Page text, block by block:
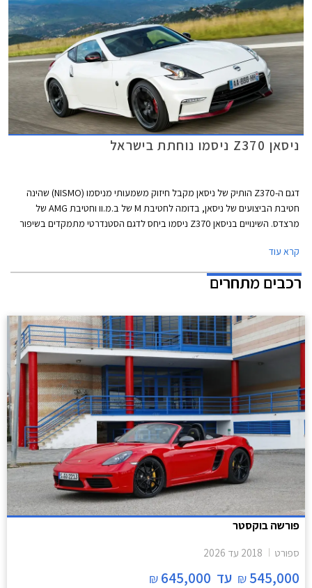
ניסאן Z370 ניסמו נוחתת בישראל
דגם ה-Z370 הותיק של ניסאן מקבל חיזוק משמעותי מניסמו (NISMO) שהינה
חטיבת הביצועים של ניסאן, בדומה לחטיבת M של ב.מ.וו וחטיבת AMG של
מרצדס. השינויים בניסאן Z370 ניסמו ביחס לדגם הסטנדרטי מתמקדים בשיפור
GT-R ניסמו.
קרא עוד
רכבים מתחרים
פורשה בוקסטר
ספורט 2018 עד 2026
545,000
₪ עד 645,000
₪